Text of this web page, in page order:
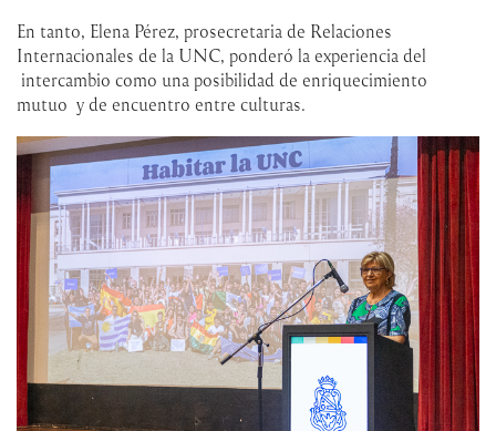
En tanto, Elena Pérez, prosecretaria de Relaciones
Internacionales de la UNC, ponderó la experiencia del
intercambio como una posibilidad de enriquecimiento
mutuo y de encuentro entre culturas.